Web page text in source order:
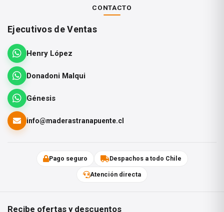
CONTACTO
Ejecutivos de Ventas
Henry López
Donadoni Malqui
Génesis
info@maderastranapuente.cl
Pago seguro Despachos a todo Chile
Atención directa
Recibe ofertas y descuentos